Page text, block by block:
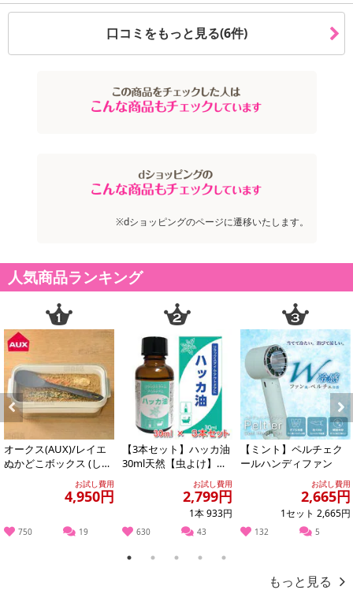
口コミをもっと見る(6件)
※dショッピングのページに遷移いたします。
人気商品ランキング
Previous
オークス(AUX)/レイエ
ぬかどこボックス (しゃ
もじ付き) ※日本製/LE
お試し費用
4,950円
750 19
【3本セット】ハッカ油
30ml天然【虫よけ】
【消臭対策】【アロマ
に】【バスタイム...
お試し費用
2,799円
1本 933円
630 43
【ミント】ペルチェク
ールハンディファン
お試し費用
2,665円
1セット 2,665円
132 5
Next
1 2 3 4 5
もっと見る